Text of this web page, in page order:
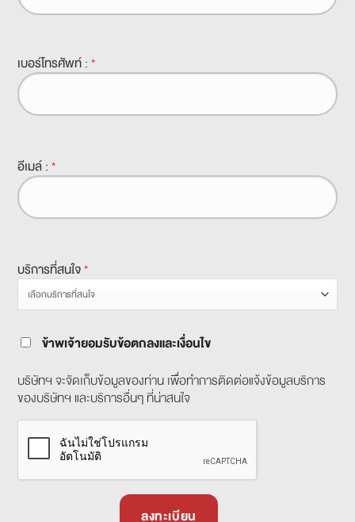
เบอร์โทรศัพท์ :*
อีเมล์ :*
บริการที่สนใจ*
ข้าพเจ้ายอมรับข้อตกลงและเงื่อนไข
บริษัทฯ จะจัดเก็บข้อมูลของท่าน เพื่อทำการติดต่อแจ้งข้อมูลบริการ
ของบริษัทฯ และบริการอื่นๆ ที่น่าสนใจ